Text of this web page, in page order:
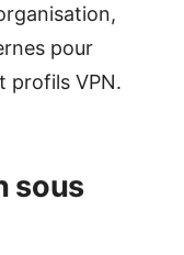
pour
profils VPN.
sous